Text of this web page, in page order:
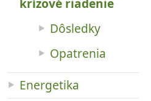
krízové riadenie
Dôsledky
Opatrenia
Energetika